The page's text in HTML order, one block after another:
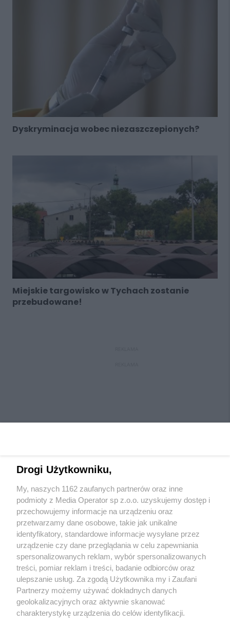
Dyskryminacja wobec niezaszczepionych?
Miejskie targowisko w Tychach zostanie
przebudowane!
Wydawca mediówlokalnych
Nie zapomnij
zapoznać się z:
polityką prywatności regulamin korzystania z portali
Twojemiasto
Piekary Śląskie
Chorzów
Tarnowskie Góry
Skontaktuj się z nami
Kontakt
Wydawca
Redakcja
Drogi Użytkowniku,
My, naszych 1162 zaufanych partnerów oraz inne
podmioty z Media Operator sp z.o.o. uzyskujemy dostęp i
przechowujemy informacje na urządzeniu oraz
przetwarzamy dane osobowe, takie jak unikalne
identyfikatory, standardowe informacje wysyłane przez
urządzenie czy dane przeglądania w celu zapewniania
spersonalizowanych reklam, wybór spersonalizowanych
treści, pomiar reklam i treści, badanie odbiorców oraz
ulepszanie usług. Za zgodą Użytkownika my i Zaufani
Partnerzy możemy używać dokładnych danych
geolokalizacyjnych oraz aktywnie skanować
charakterystykę urządzenia do celów identyfikacji.